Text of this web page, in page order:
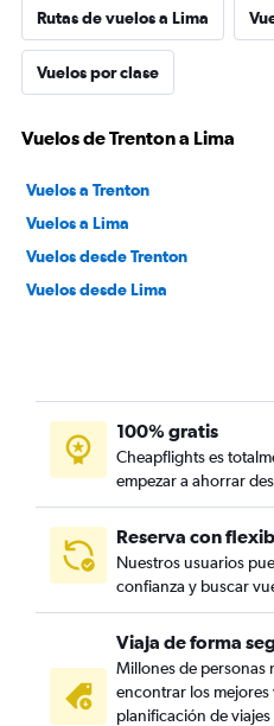
Rutas de vuelos a Lima
Vuelos por clase
Vuelos de Trenton a Lima
Vuelos a Trenton
Vuelos a Lima
Vuelos desde Trenton
Vuelos desde Lima
100% gratis
Cheapflights es
empezar a ahorrar
Reserva con
Nuestros usuarios
confianza y buscar
Viaja de forma
Millones de personas
encontrar los mejores
planificación de